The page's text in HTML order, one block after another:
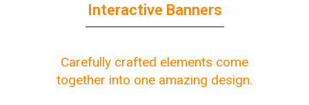
Interactive Banners
Carefully crafted elements come
together into one amazing design.